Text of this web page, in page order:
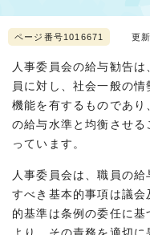
ページ番号1016671 更新
人事委員会の給与勧告
員に対し、社会一般の
機能を有するものであり
の給与水準と均衡させ
っています。
人事委員会は、職員の
すべき基本的事項は議
的基準は条例の委任に